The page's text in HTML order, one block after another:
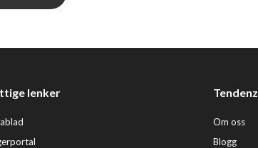
lenker Tendenz
Om oss
Blogg